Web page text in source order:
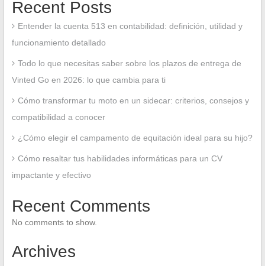
Recent Posts
Entender la cuenta 513 en contabilidad: definición, utilidad y
funcionamiento detallado
Todo lo que necesitas saber sobre los plazos de entrega de
Vinted Go en 2026: lo que cambia para ti
Cómo transformar tu moto en un sidecar: criterios, consejos y
compatibilidad a conocer
¿Cómo elegir el campamento de equitación ideal para su hijo?
Cómo resaltar tus habilidades informáticas para un CV
impactante y efectivo
Recent Comments
No comments to show.
Archives